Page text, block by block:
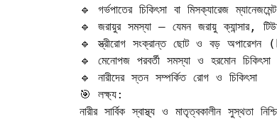
🔹 গর্ভপাতের চিকিৎসা বা মিসক্যারেজ
🔹 জরায়ুর সমস্যা – যেমন জরায়ু ক্যান্সার,
🔹 স্ত্রীরোগ সংক্রান্ত ছোট ও বড়
🔹 মেনোপজ পরবর্তী সমস্যা ও হরমোন
🔹 নারীদের স্তন সম্পর্কিত রোগ ও চিকিৎসা
🎯 লক্ষ্য:
নারীর সার্বিক স্বাস্থ্য ও মাতৃত্বকালীন সুস্থতা